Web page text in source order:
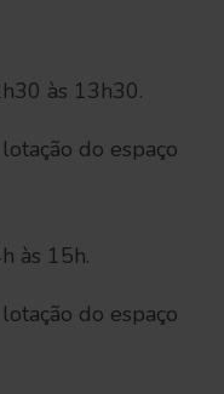
às 13h30.
do espaço
às 15h.
do espaço